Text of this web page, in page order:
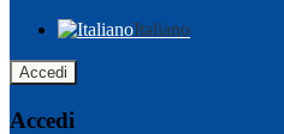
Italiano
Accedi
Accedi